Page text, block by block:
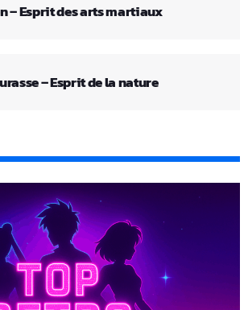
– Esprit des arts martiaux
– Esprit de la nature